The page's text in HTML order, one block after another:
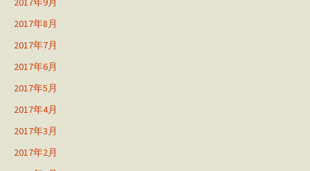
2017年8月
2017年7月
2017年6月
2017年5月
2017年4月
2017年3月
2017年2月